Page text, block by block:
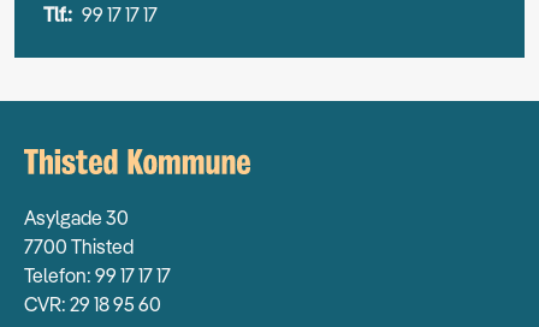
Tlf.: 99 17 17 17
Asylgade 30
7700 Thisted
Telefon: 99 17 17 17
CVR: 29 18 95 60